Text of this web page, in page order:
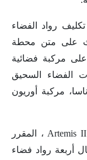
رواد الفضاء
على متن محطة
على مركبة فضائية
الفضاء السحيق
مركبة أوريون
وستكون أول مهمة مأهولة إلى القمر هي Artemis II ، المقرر
إرسال أربعة رواد فضاء